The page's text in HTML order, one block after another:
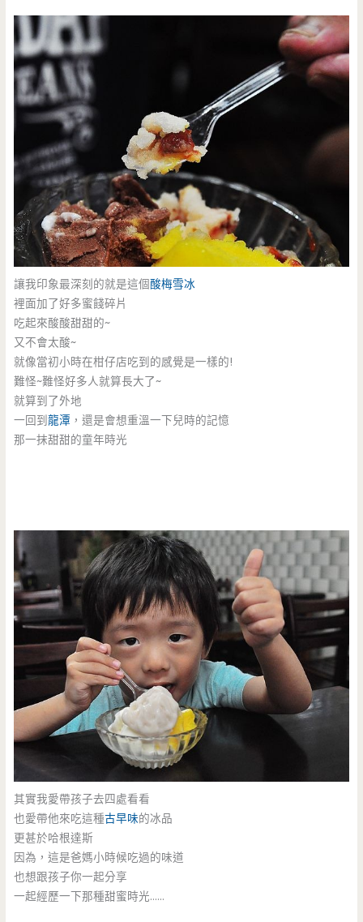
讓我印象最深刻的就是這個酸梅雪冰
裡面加了好多蜜餞碎片
吃起來酸酸甜甜的~
又不會太酸~
就像當初小時在柑仔店吃到的感覺是一樣的!
難怪~難怪好多人就算長大了~
就算到了外地
一回到龍潭 ，還是會想重溫一下兒時的記憶
那一抹甜甜的童年時光
其實我愛帶孩子去四處看看
也愛帶他來吃這種古早味的冰品
更甚於哈根達斯
因為，這是爸媽小時候吃過的味道
也想跟孩子你一起分享
一起經歷一下那種甜蜜時光……